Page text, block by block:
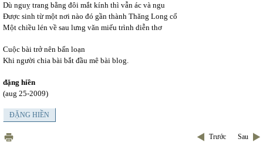
Dù nguỵ trang bằng đôi mắt kính thì vẫn ác và ngu
Được sinh từ một nơi nào đó gần thành Thăng Long cổ
Một chiều lén về sau lưng văn miếu trình diễn thơ
Cuộc bài trở nên bấn loạn
Khi người chia bài bắt đầu mê bài blog.
đặng hiền
(aug 25-2009)
ĐẶNG HIỀN
Trước Sau